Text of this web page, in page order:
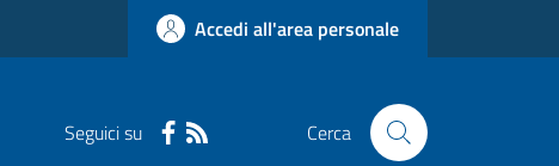
Accedi all'area personale
Seguici su Cerca